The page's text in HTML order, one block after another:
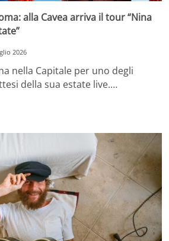
alla Cavea arriva il tour “Nina
2026
nella Capitale per uno degli
della sua estate live.…